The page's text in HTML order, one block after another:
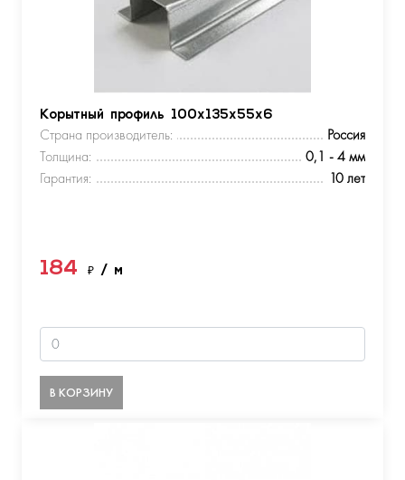
Корытный профиль 100х135х55х6
Страна производитель:
Россия
Толщина:
0,1 - 4 мм
Гарантия:
10 лет
184 ₽ / м
В КОРЗИНУ